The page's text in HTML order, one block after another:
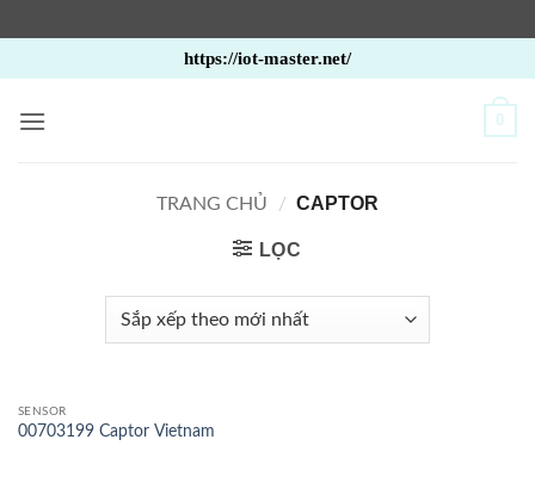
qua
nội
https://iot-master.net/
0
TRANG CHỦ / CAPTOR
LỌC
SENSOR
00703199 Captor Vietnam